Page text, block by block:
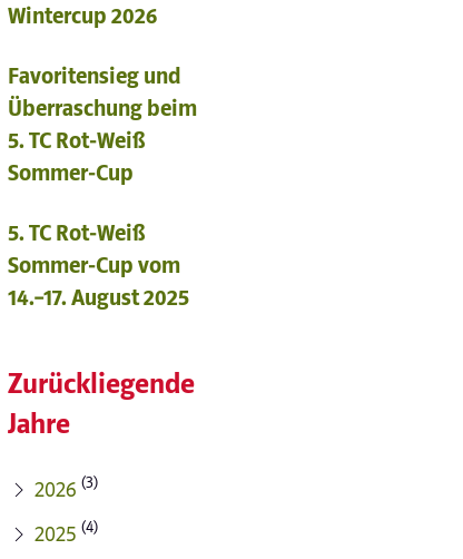
Wintercup 2026
Favoritensieg und
Überraschung beim
5. TC Rot-Weiß
Sommer-Cup
5. TC Rot-Weiß
Sommer-Cup vom
14.–17. August 2025
Zurückliegende
Jahre
2026 (3)
2025 (4)